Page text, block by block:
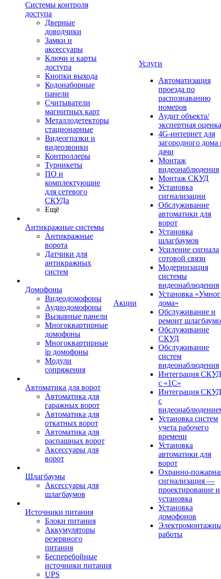
Системы контроля
доступа
Дверные
доводчики
Замки и
аксессуары
Ключи и карты
доступа
Кнопки выхода
Кодонаборные
панели
Считыватели
магнитных карт
Металлодетекторы
стационарные
Видеогпазки и
видеозвонки
Контроллеры
Турникеты
ПО и
комплектующие
для сетевого
СКУДа
Ещё
Антикражные системы
Антикражные
ворота
Датчики для
антикражных
систем
Домофоны
Видеодомофоны
Аудиодомофоны
Вызывные панели
Многоквартирные
домофоны
Многоквартирные
ip домофоны
Модули
сопряжения
Автоматика для ворот
Автоматика для
гаражных ворот
Автоматика для
откатных ворот
Автоматика для
распашных ворот
Аксессуары для
ворот
Шлагбаумы
Аксессуары для
шлагбаумов
Источники питания
Блоки питания
Аккумуляторы
резервного
питания
Бесперебойные
источники питания
UPS
Акции
Услуги
Автоматизация
проезда по
распознаванию
номеров
Аудит объекта/
экспертная оценка
4G-интернет для
загородного дома
дачи
Монтаж
видеонаблюдения
Монтаж СКУД
Установка
сигнализации
Обслуживание
автоматики для
ворот
Установка
шлагбаумов
Усиление сигнала
сотовой связи
Модернизация
системы
видеонаблюдения
Установка
дома»
Обслуживание и
ремонт
Обслуживание
СКУД
Обслуживание
систем
видеонаблюдения
Интеграция СКУД
с «1С»
Интеграция СКУД
с
Установка систем
учета рабочего
времени
Установка
автоматики для
ворот
Охранно-
сигнализация —
проектирование и
установка
Установка
домофонов
работы